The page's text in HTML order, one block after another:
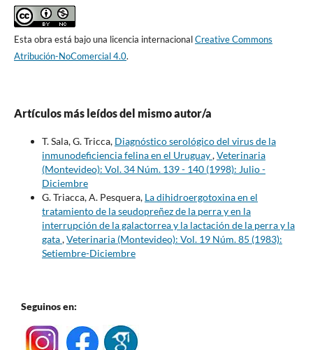
Esta obra está bajo una licencia internacionalCreative Commons
Atribución-NoComercial 4.0.
Artículos más leídos del mismo autor/a
T. Sala, G. Tricca, Diagnóstico serológico del virus de la
inmunodeficiencia felina en el Uruguay,Veterinaria
(Montevideo): Vol. 34 Núm. 139 - 140 (1998): Julio -
Diciembre
G. Triacca, A. Pesquera, La dihidroergotoxina en el
tratamiento de la seudopreñez de la perra y en la
interrupción de la galactorrea y la lactación de la perra y la
gata,Veterinaria (Montevideo): Vol. 19 Núm. 85 (1983):
Setiembre-Diciembre
Seguinos en: